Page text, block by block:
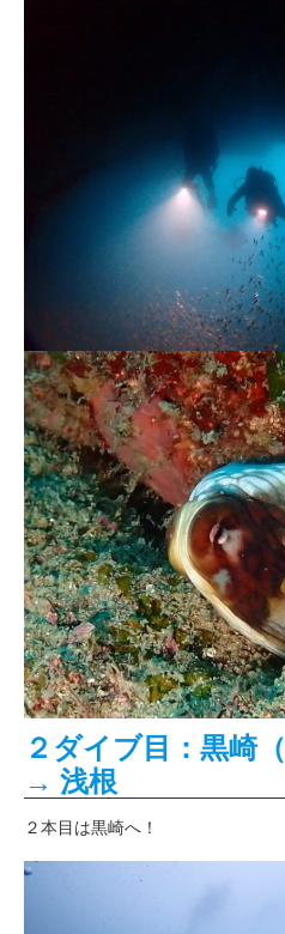
２ダイブ目：黒崎
→ 浅根
２本目は黒崎へ！